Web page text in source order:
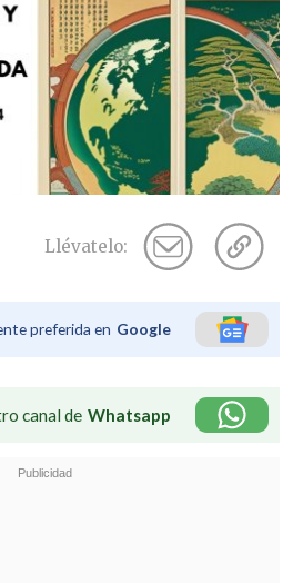
Llévatelo:
preferida en Google
canal de Whatsapp